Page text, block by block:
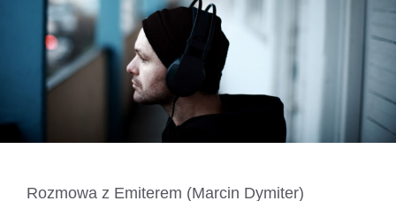
Rozmowa z Emiterem (Marcin Dymiter)